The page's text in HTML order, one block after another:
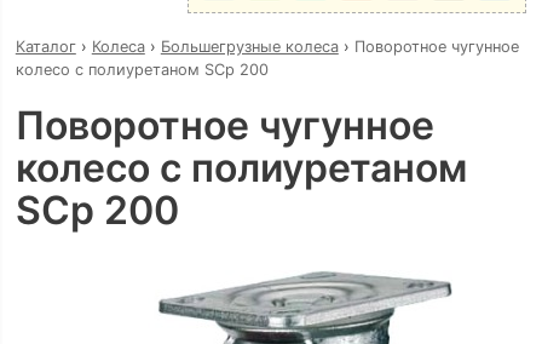
Каталог› Колеса› Большегрузные колеса› Поворотное чугунное
колесо с полиуретаном SCp 200
Поворотное чугунное
колесо с полиуретаном
SCp 200